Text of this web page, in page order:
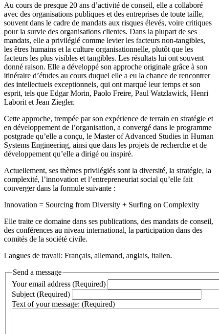
Au cours de presque 20 ans d’activité de conseil, elle a collaboré
avec des organisations publiques et des entreprises de toute taille,
souvent dans le cadre de mandats aux risques élevés, voire critiques
pour la survie des organisations clientes. Dans la plupart de ses
mandats, elle a privilégié comme levier les facteurs non-tangibles,
les êtres humains et la culture organisationnelle, plutôt que les
facteurs les plus visibles et tangibles. Les résultats lui ont souvent
donné raison. Elle a développé son approche originale grâce à son
itinéraire d’études au cours duquel elle a eu la chance de rencontrer
des intellectuels exceptionnels, qui ont marqué leur temps et son
esprit, tels que Edgar Morin, Paolo Freire, Paul Watzlawick, Henri
Laborit et Jean Ziegler.
Cette approche, trempée par son expérience de terrain en stratégie et
en développement de l’organisation, a convergé dans le programme
postgrade qu’elle a conçu, le Master of Advanced Studies in Human
Systems Engineering, ainsi que dans les projets de recherche et de
développement qu’elle a dirigé ou inspiré.
Actuellement, ses thèmes privilégiés sont la diversité, la stratégie, la
complexité, l’innovation et l’entrepreneuriat social qu’elle fait
converger dans la formule suivante :
Innovation = Sourcing from Diversity + Surfing on Complexity
Elle traite ce domaine dans ses publications, des mandats de conseil,
des conférences au niveau international, la participation dans des
comités de la société civile.
Langues de travail: Français, allemand, anglais, italien.
Send a message
Your email address (Required)
Subject (Required)
Text of your message: (Required)